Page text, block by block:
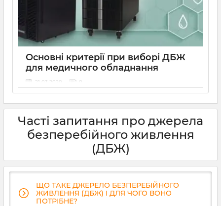
працювали в штатному режимі, вам необхідно
правильно розрахувати потужність ДБЖ і визначити
оптимальну місткість акумуляторної батареї.
Розбираємося, як це зробити та як уникнути
критичних помилок при виборі безперебійника.
Основні критерії при виборі ДБЖ
для медичного обладнання
21 03 2020 0
Медичне обладнання потребує подачі рівної напруги
без перебоїв. Від цього буде залежати довговічність
медичного обладнання вибирається ретельно та
згідно певних параметрів. На що варто звернути
першочерг
Часті запитання про джерела
безперебійного живлення
(ДБЖ)
ЩО ТАКЕ ДЖЕРЕЛО БЕЗПЕРЕБІЙНОГО
ЖИВЛЕННЯ (ДБЖ) І ДЛЯ ЧОГО ВОНО
ПОТРІБНЕ?